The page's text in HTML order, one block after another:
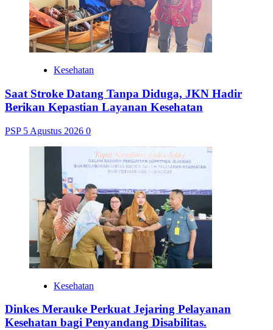
Kesehatan
Saat Stroke Datang Tanpa Diduga, JKN Hadir
Berikan Kepastian Layanan Kesehatan
PSP 5 Agustus 2026 0
Kesehatan
Dinkes Merauke Perkuat Jejaring Pelayanan
Kesehatan bagi Penyandang Disabilitas.